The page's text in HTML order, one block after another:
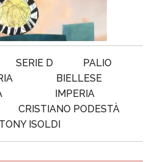
SERIE D
PALIO
BIELLESE
IMPERIA
CRISTIANO PODESTÀ
TONY ISOLDI